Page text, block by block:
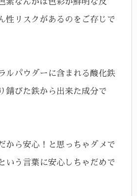
素なんかは色彩が鮮明な反
性リスクがあるのをご存じで
ルパウダーに含まれる酸化鉄
錆びた鉄から出来た成分で
から安心！と思っちゃダメで
いう言葉に安心しちゃだめで